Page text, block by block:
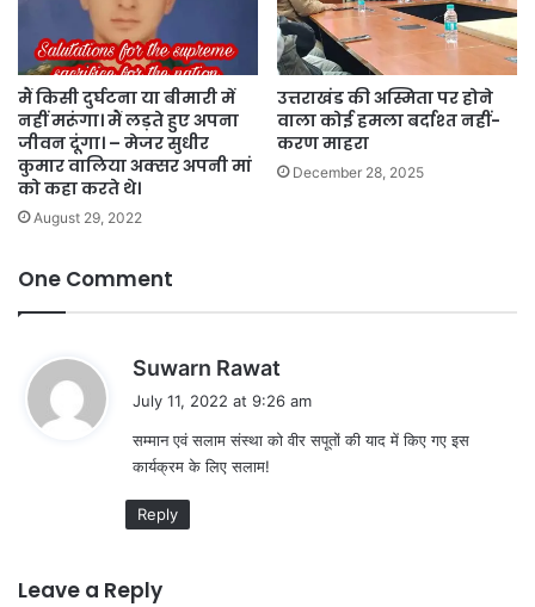
मैं किसी दुर्घटना या बीमारी में
नहीं मरूंगा। मैं लड़ते हुए अपना
जीवन दूंगा। – मेजर सुधीर
कुमार वालिया अक्सर अपनी मां
को कहा करते थे।
August 29, 2022
उत्तराखंड की अस्मिता पर होने
वाला कोई हमला बर्दाश्त नहीं-
करण माहरा
December 28, 2025
One Comment
Suwarn Rawat
s
July 11, 2022 at 9:26 am
सम्मान एवं सलाम संस्था को वीर सपूतों की याद में किए गए इस
कार्यक्रम के लिए सलाम!
Reply
Leave a Reply